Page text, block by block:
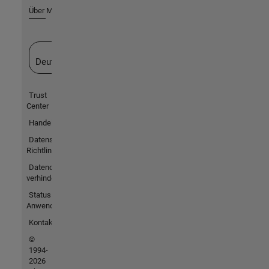
Über MathWorks
Deutschland
Trust
Center
Handelsmarken
Datenschutz-
Richtlinien
Datendiebstahl
verhindern
Status von
Anwendungen
Kontakt
©
1994-
2026